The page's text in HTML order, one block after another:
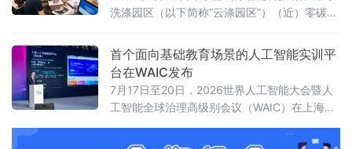
洗涤园区（以下简称“云涤园区”）（近）零碳洗
行业协会组织专家组对园区进行全面评审，北
京市科学技术研究院资源环境研究所作为零碳
园区建设指导单位全程参与指导。
首个面向基础教育场景的人工智能实训平
台在WAIC发布
7月17日至20日，2026世界人工智能大会暨人
工智能全球治理高级别会议（WAIC）在上海举
WAIC持续汇聚前沿技术、产业实践与全球智